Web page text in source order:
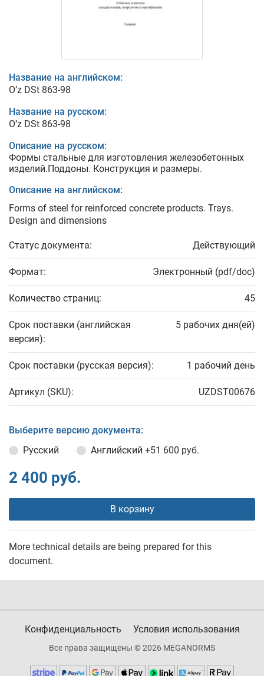
Название на английском:
O’z DSt 863-98
Название на русском:
O’z DSt 863-98
Описание на русском:
Формы стальные для изготовления железобетонных
изделий.Поддоны. Конструкция и размеры.
Описание на английском:
Forms of steel for reinforced concrete products. Trays.
Design and dimensions
Статус документа: Действующий
Формат: Электронный (pdf/doc)
Количество страниц: 45
Срок поставки (английская
версия):
5 рабочих дня(ей)
Срок поставки (русская версия): 1 рабочий день
Артикул (SKU): UZDST00676
Выберите версию документа:
Русский
Английский +51 600 руб.
2 400 руб.
В корзину
More technical details are being prepared for this
document.
Конфиденциальность Условия использования
Все права защищены © 2026 MEGANORMS